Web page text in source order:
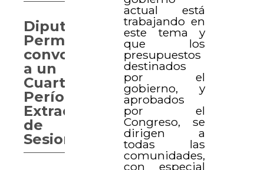
actual está
trabajando en
este tema y
que los
presupuestos
destinados
por el
gobierno, y
aprobados
por el
Congreso, se
dirigen a
todas las
comunidades,
con especial
Diputación
Permanente
convoca
a un
Cuarto
Período
Extraordinario
de
Sesiones